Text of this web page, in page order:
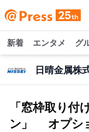
新着 エンタメ グ
日晴金属株
「窓枠取り付
ン」 オプシ